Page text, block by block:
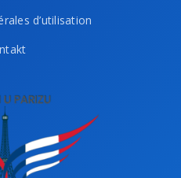
d’utilisation